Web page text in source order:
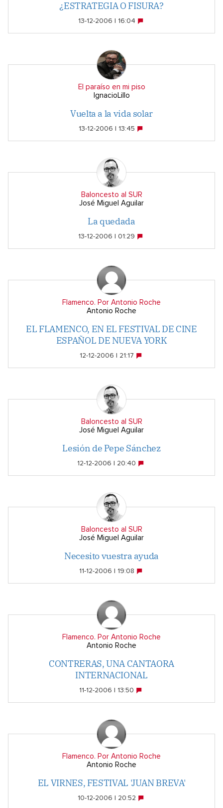
¿ESTRATEGIA O FISURA?
13-12-2006 | 16:04
El paraíso en mi piso
IgnacioLillo
Vuelta a la vida solar
13-12-2006 | 13:45
Baloncesto al SUR
José Miguel Aguilar
La quedada
13-12-2006 | 01:29
Flamenco. Por Antonio Roche
Antonio Roche
EL FLAMENCO, EN EL FESTIVAL DE CINE
ESPAÑOL DE NUEVA YORK
12-12-2006 | 21:17
Baloncesto al SUR
José Miguel Aguilar
Lesión de Pepe Sánchez
12-12-2006 | 20:40
Baloncesto al SUR
José Miguel Aguilar
Necesito vuestra ayuda
11-12-2006 | 19:08
Flamenco. Por Antonio Roche
Antonio Roche
CONTRERAS, UNA CANTAORA
INTERNACIONAL
11-12-2006 | 13:50
Flamenco. Por Antonio Roche
Antonio Roche
EL VIRNES, FESTIVAL 'JUAN BREVA'
10-12-2006 | 20:52